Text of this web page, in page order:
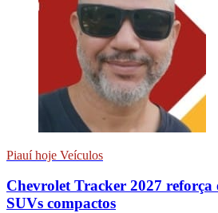
Piauí hoje Veículos
Chevrolet Tracker 2027 reforça
SUVs compactos